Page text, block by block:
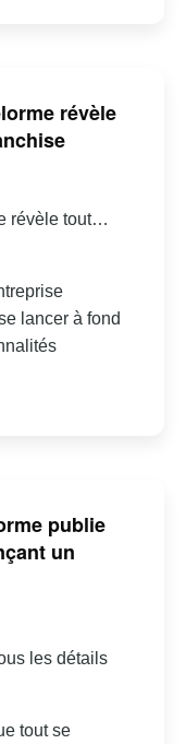
révèle
révèle tout…
lancer à fond
publie
un
les détails
tout se